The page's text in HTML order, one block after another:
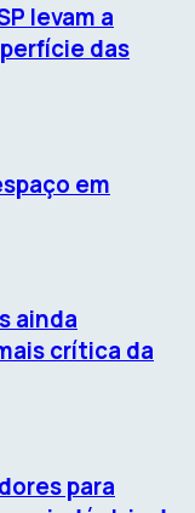
levam a
das
em
ainda
crítica da
para